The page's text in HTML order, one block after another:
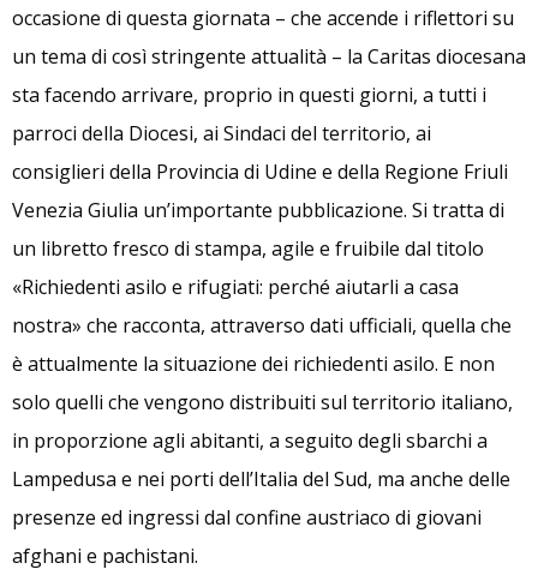
occasione di questa giornata – che accende i riflettori su
un tema di così stringente attualità – la Caritas diocesana
sta facendo arrivare, proprio in questi giorni, a tutti i
parroci della Diocesi, ai Sindaci del territorio, ai
consiglieri della Provincia di Udine e della Regione Friuli
Venezia Giulia un’importante pubblicazione. Si tratta di
un libretto fresco di stampa, agile e fruibile dal titolo
«Richiedenti asilo e rifugiati: perché aiutarli a casa
nostra» che racconta, attraverso dati ufficiali, quella che
è attualmente la situazione dei richiedenti asilo. E non
solo quelli che vengono distribuiti sul territorio italiano,
in proporzione agli abitanti, a seguito degli sbarchi a
Lampedusa e nei porti dell’Italia del Sud, ma anche delle
presenze ed ingressi dal confine austriaco di giovani
afghani e pachistani.